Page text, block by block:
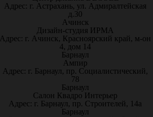
Адрес: г. Астрахань, ул. Адмиралтейская
д.30
Ачинск
Дизайн-студия ИРМА
Адрес: г. Ачинск, Красноярский край, м-он
4, дом 14
Барнаул
Ампир
Адрес: г. Барнаул, пр. Социалистический,
78
Барнаул
Салон Квадро Интерьер
Адрес: г. Барнаул, пр. Строителей, 14а
Барнаул